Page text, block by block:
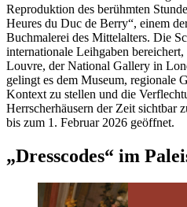
Reproduktion des berühmten
Heures du Duc de Berry“, einem
Buchmalerei des Mittelalters. Die
internationale Leihgaben
Louvre, der National Gallery in
gelingt es dem Museum, regionale
Kontext zu stellen und die
Herrscherhäusern der Zeit sichtbar
bis zum 1. Februar 2026 geöffnet.
„Dresscodes“ im